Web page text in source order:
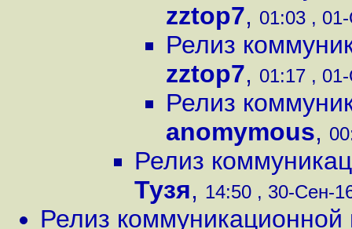
zztop7, 01:03 ,
Релиз
zztop7, 01:17 ,
Релиз
anomymous,
Релиз
Тузя, 14:50 , 30-Сен-
Релиз